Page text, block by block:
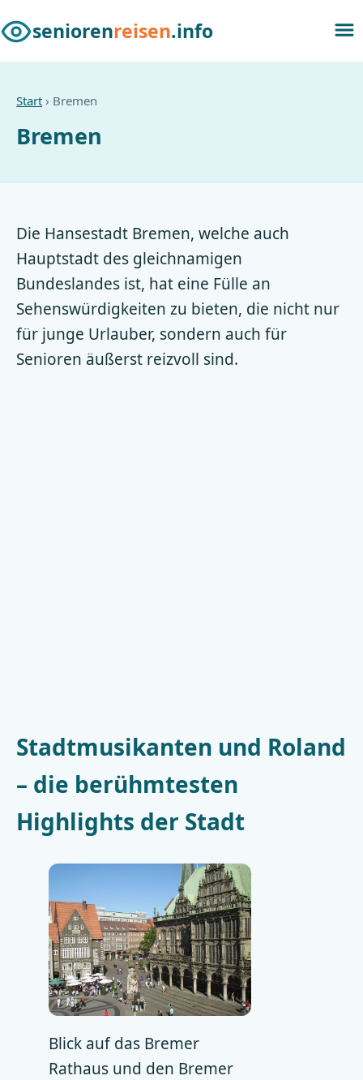
seniorenreisen.info
Start › Bremen
Bremen
Die Hansestadt Bremen, welche auch
Hauptstadt des gleichnamigen
Bundeslandes ist, hat eine Fülle an
Sehenswürdigkeiten zu bieten, die nicht nur
für junge Urlauber, sondern auch für
Senioren äußerst reizvoll sind.
Stadtmusikanten und Roland
– die berühmtesten
Highlights der Stadt
Blick auf das Bremer
Rathaus und den Bremer